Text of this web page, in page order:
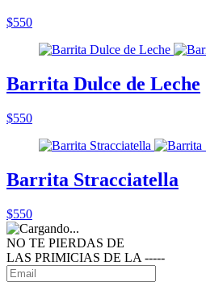
$550
Barrita Dulce de Leche
$550
Barrita Stracciatella
$550
NO TE PIERDAS DE
LAS PRIMICIAS DE LA ‑‑‑‑‑